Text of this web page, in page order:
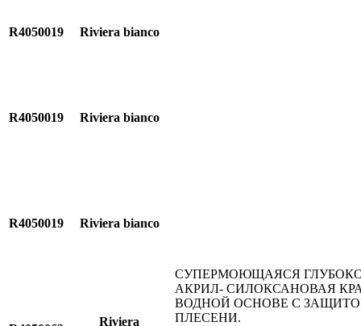
R4050019 Riviera bianco
СУПЕРМОЮЩАЯСЯ
АКРИЛ- СИЛОКСАНОВАЯ
ВОДНОЙ ОСНОВЕ С
ПЛЕСЕНИ.
R4050019 Riviera bianco
R4050019 Riviera bianco
Riviera